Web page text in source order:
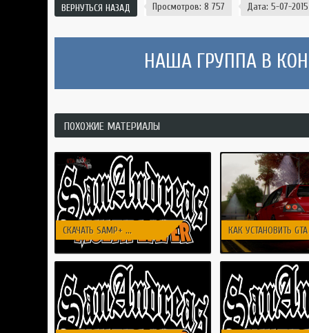
ВЕРНУТЬСЯ НАЗАД Просмотров: 8 757 Дата: 5-07-
НАША ГРУППА В
ПОХОЖИЕ МАТЕРИАЛЫ
СКАЧАТЬ SAMP+ ... КАК УСТАНОВИТЬ